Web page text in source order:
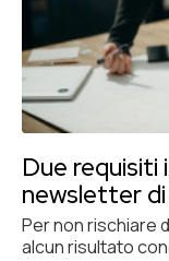
Due requisiti
newsletter
Per non rischiare
alcun risultato